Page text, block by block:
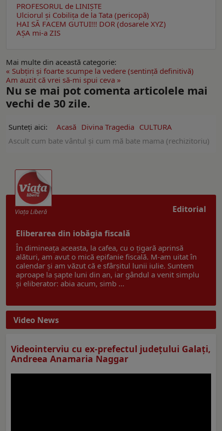
PROFESORUL de LINIȘTE
Ulciorul şi Cobiliţa de la Tata (pericopă)
HAI SĂ FACEM GUTUI!!! DOR (dosarele XYZ)
AŞA mi-a ZIS
Mai multe din această categorie:
« Subţiri şi foarte scumpe la vedere (sentinţă definitivă)
Am auzit că vrei să-mi spui ceva »
Nu se mai pot comenta articolele mai
vechi de 30 zile.
Sunteți aici: Acasă Divina Tragedia CULTURA
Ascult cum bate vântul şi cum mă bate mama (rechizitoriu)
Editorial
Viaţa Liberă
Eliberarea din iobăgia fiscală
În dimineața aceasta, la cafea, cu o țigară aprinsă
alături, am avut o mică epifanie fiscală. M-am uitat în
calendar și am văzut că e sfârșitul lunii iulie. Suntem
aproape la șapte luni din an, iar gândul a venit simplu
și eliberator: abia acum, simb ...
Video News
Videointerviu cu ex-prefectul judeţului Galaţi,
Andreea Anamaria Naggar